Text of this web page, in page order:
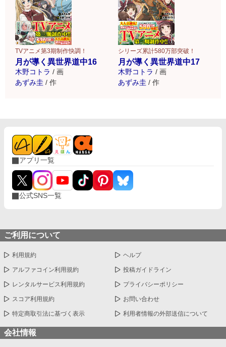
TVアニメ第3期制作快調！
月が導く異世界道中16
木野コトラ / 画
あずみ圭 / 作
シリーズ累計580万部突破！
月が導く異世界道中17
木野コトラ / 画
あずみ圭 / 作
アプリ一覧
公式SNS一覧
ご利用について
利用規約 ヘルプ
アルファコイン利用規約 投稿ガイドライン
レンタルサービス利用規約 プライバシーポリシー
スコア利用規約 お問い合わせ
特定商取引法に基づく表示 利用者情報の外部送信について
会社情報